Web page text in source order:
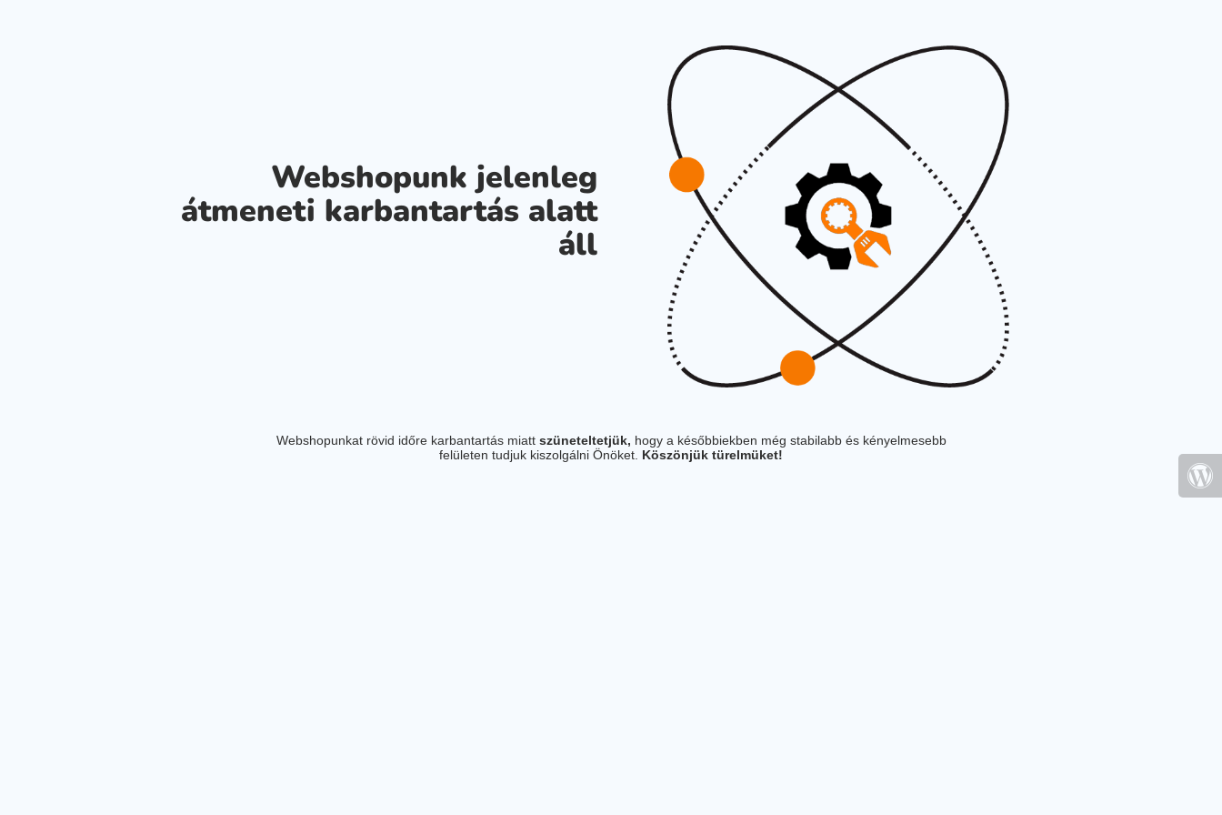
Webshopunk jelenleg
átmeneti karbantartás alatt
áll
Webshopunkat rövid időre karbantartás miatt szüneteltetjük, hogy a későbbiekben még stabilabb és kényelmesebb
felületen tudjuk kiszolgálni Önöket. Köszönjük türelmüket!